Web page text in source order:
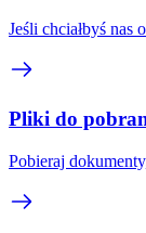
Jeśli chciałbyś nas
Pliki do
Pobieraj